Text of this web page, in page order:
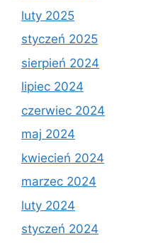
luty 2025
styczeń 2025
sierpień 2024
lipiec 2024
czerwiec 2024
maj 2024
kwiecień 2024
marzec 2024
luty 2024
styczeń 2024